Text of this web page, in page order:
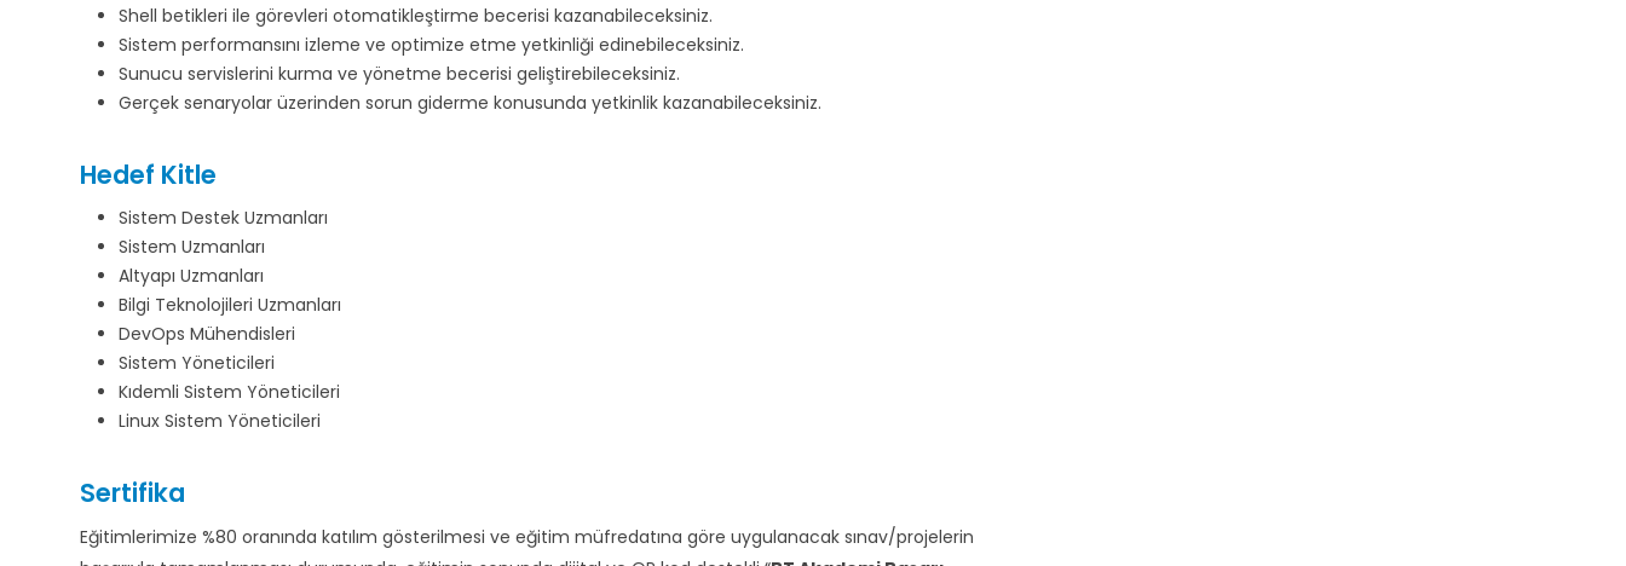
Shell betikleri ile görevleri otomatikleştirme becerisi kazanabileceksiniz.
Sistem performansını izleme ve optimize etme yetkinliği edinebileceksiniz.
Sunucu servislerini kurma ve yönetme becerisi geliştirebileceksiniz.
Gerçek senaryolar üzerinden sorun giderme konusunda yetkinlik kazanabileceksiniz.
Hedef Kitle
Sistem Destek Uzmanları
Sistem Uzmanları
Altyapı Uzmanları
Bilgi Teknolojileri Uzmanları
DevOps Mühendisleri
Sistem Yöneticileri
Kıdemli Sistem Yöneticileri
Linux Sistem Yöneticileri
Sertifika
Eğitimlerimize %80 oranında katılım gösterilmesi ve eğitim müfredatına göre uygulanacak sınav/projelerin